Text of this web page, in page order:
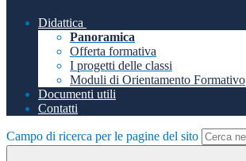
Didattica
Panoramica
Offerta formativa
I progetti delle classi
Moduli di Orientamento Formativo
Documenti utili
Contatti
Campo di ricerca per le pagine del sito